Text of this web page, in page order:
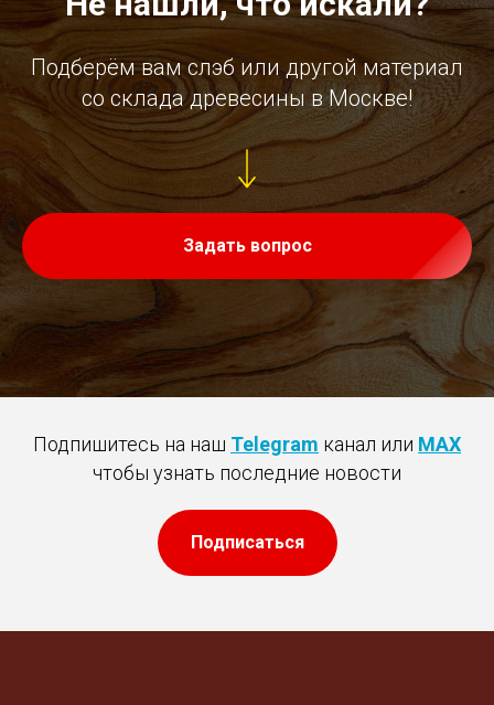
Подберём вам слэб или другой материал
со склада древесины в Москве!
Задать вопрос
Подпишитесь на наш Telegram канал или MAX
чтобы узнать последние новости
Подписаться